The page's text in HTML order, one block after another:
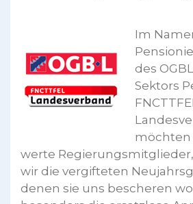
Im
des
Sektors
möchten
werte
wir die vergifteten
denen sie uns bescheren